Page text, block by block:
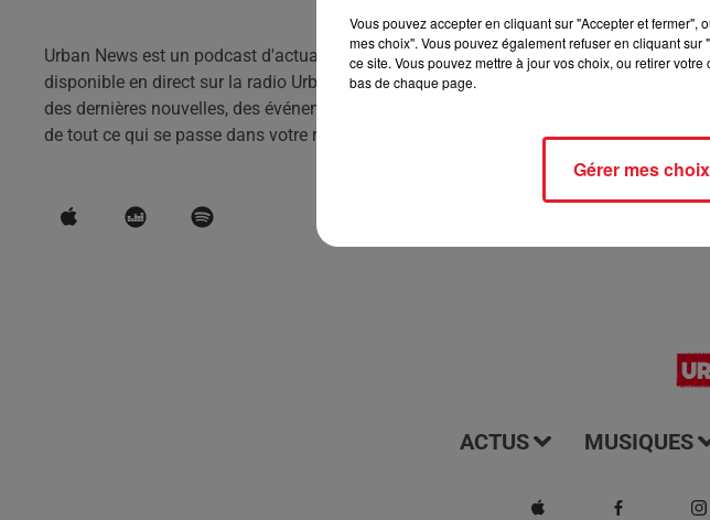
Urban News est un podcast d'actualités qui vous tient informé de tout ce qui se
disponible en direct sur la radio Urban hit et en podcast tous les jours à 7h15. Il vous
des dernières nouvelles, des événements et des tendances de ces régions. Écoutez-le
de tout ce qui se passe dans votre région.
ACTUS MUSIQUES
Vous pouvez accepter en cliquant sur "Accepter et
mes choix". Vous pouvez également refuser en cliquant
ce site. Vous pouvez mettre à jour vos choix, ou retirer
bas de chaque page.
Gérer mes choix